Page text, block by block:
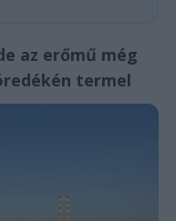
az erőmű még
termel